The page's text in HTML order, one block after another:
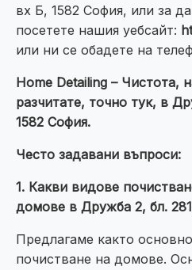
вх Б, 1582 София, или за
посетете нашия уебсайт:
или ни се обадете на
Home Detailing – Чистота,
разчитате, точно тук, в
1582 София.
Често задавани въпроси:
1. Какви видове
домове в Дружба 2, бл.
Предлагаме както
почистване на домове.